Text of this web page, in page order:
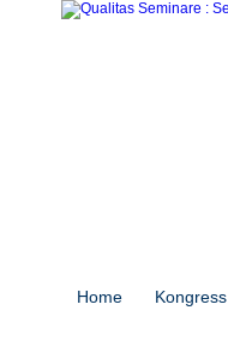
Home Kongress